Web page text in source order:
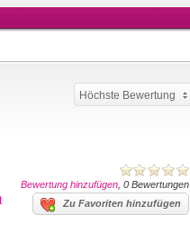
Höchste Bewertung
Bewertung hinzufügen , 0 Bewertungen
Zu Favoriten hinzufügen